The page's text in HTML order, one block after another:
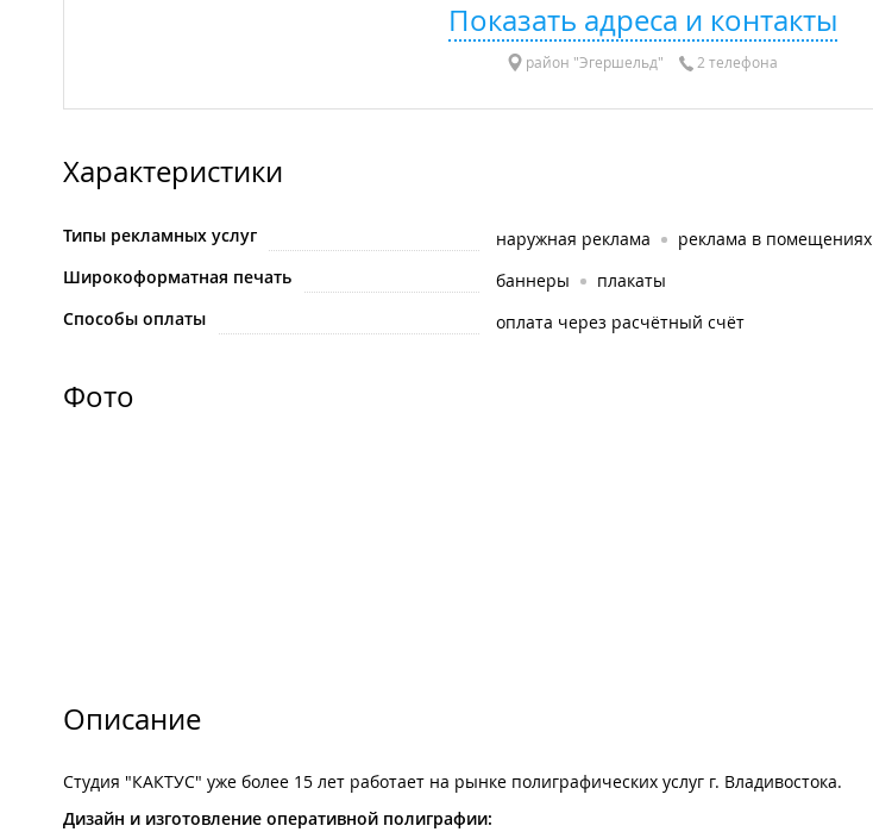
Показать адреса и контакты
район "Эгершельд" 2 телефона
Характеристики
Типы рекламных услуг наружная реклама
реклама в помещениях
Широкоформатная печать
баннеры
плакаты
Способы оплаты
оплата через расчётный счёт
Фото
Описание
Студия "КАКТУС" уже более 15 лет работает на рынке полиграфических услуг г. Владивостока.
Дизайн и изготовление оперативной полиграфии: